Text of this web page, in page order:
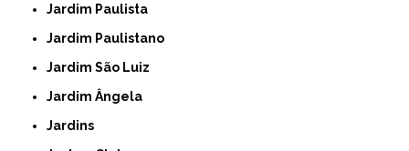
Jardim Paulista
Jardim Paulistano
Jardim São Luiz
Jardim Ângela
Jardins